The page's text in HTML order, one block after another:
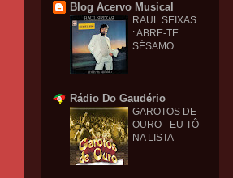
Blog Acervo Musical
RAUL SEIXAS
: ABRE-TE
SÉSAMO
Rádio Do Gaudério
GAROTOS DE
OURO - EU TÔ
NA LISTA